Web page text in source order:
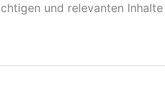
und relevanten Inhalte